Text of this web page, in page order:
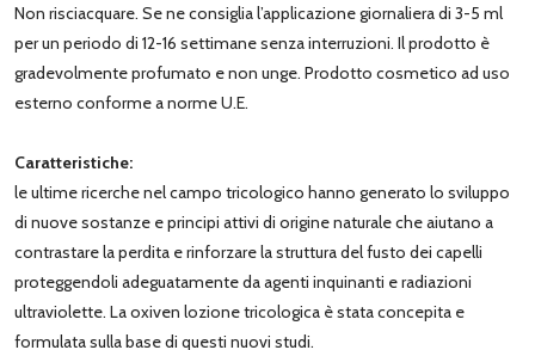
Non risciacquare. Se ne consiglia l’applicazione giornaliera di 3-5 ml
per un periodo di 12-16 settimane senza interruzioni. Il prodotto è
gradevolmente profumato e non unge. Prodotto cosmetico ad uso
esterno conforme a norme U.E.
Caratteristiche:
le ultime ricerche nel campo tricologico hanno generato lo sviluppo
di nuove sostanze e principi attivi di origine naturale che aiutano a
contrastare la perdita e rinforzare la struttura del fusto dei capelli
proteggendoli adeguatamente da agenti inquinanti e radiazioni
ultraviolette. La oxiven lozione tricologica è stata concepita e
formulata sulla base di questi nuovi studi.